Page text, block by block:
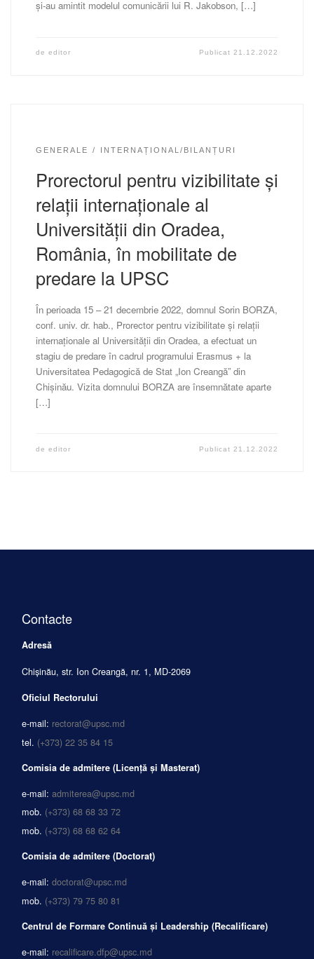
și-au amintit modelul comunicării lui R. Jakobson, […]
de editor Publicat21.12.2022
GENERALE INTERNAȚIONAL/BILANȚURI
Prorectorul pentru vizibilitate și
relații internaționale al
Universității din Oradea,
România, în mobilitate de
predare la UPSC
În perioada 15 – 21 decembrie 2022, domnul Sorin BORZA,
conf. univ. dr. hab., Prorector pentru vizibilitate și relații
internaționale al Universității din Oradea, a efectuat un
stagiu de predare în cadrul programului Erasmus + la
Universitatea Pedagogică de Stat „Ion Creangă” din
Chișinău. Vizita domnului BORZA are însemnătate aparte
[…]
de editor Publicat21.12.2022
Contacte
Adresă
Chișinău, str. Ion Creangă, nr. 1, MD-2069
Oficiul Rectorului
e-mail: rectorat@upsc.md
tel. (+373) 22 35 84 15
Comisia de admitere (Licență și Masterat)
e-mail: admiterea@upsc.md
mob. (+373) 68 68 33 72
mob. (+373) 68 68 62 64
Comisia de admitere (Doctorat)
e-mail: doctorat@upsc.md
mob. (+373) 79 75 80 81
Centrul de Formare Continuă și Leadership (Recalificare)
e-mail: recalificare.dfp@upsc.md